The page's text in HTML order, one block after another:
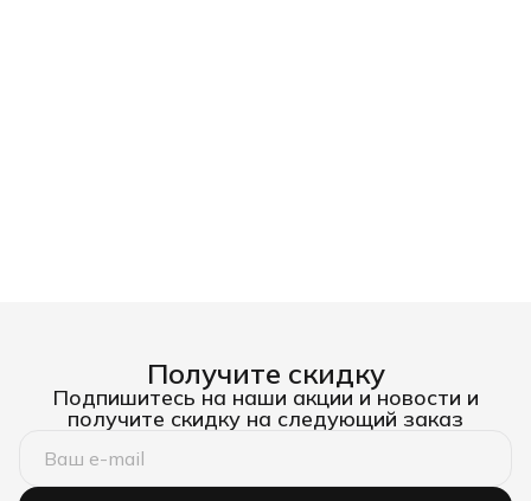
Получите скидку
Подпишитесь на наши акции и новости и
получите скидку на следующий заказ